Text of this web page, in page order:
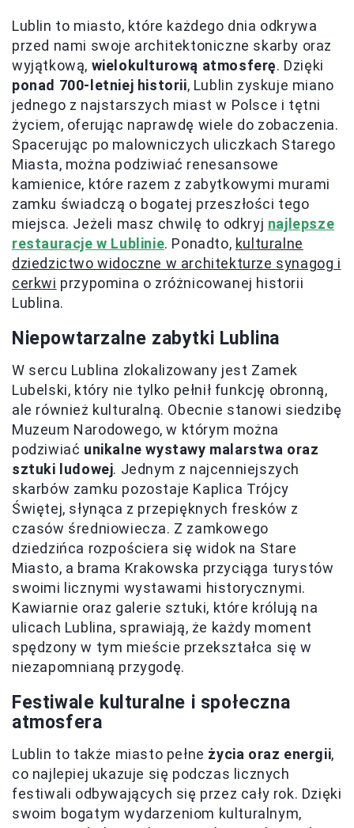
Lublin to miasto, które każdego dnia odkrywa
przed nami swoje architektoniczne skarby oraz
wyjątkową, wielokulturową atmosferę. Dzięki
ponad 700-letniej historii, Lublin zyskuje miano
jednego z najstarszych miast w Polsce i tętni
życiem, oferując naprawdę wiele do zobaczenia.
Spacerując po malowniczych uliczkach Starego
Miasta, można podziwiać renesansowe
kamienice, które razem z zabytkowymi murami
zamku świadczą o bogatej przeszłości tego
miejsca. Jeżeli masz chwilę to odkryj najlepsze
restauracje w Lublinie. Ponadto, kulturalne
dziedzictwo widoczne w architekturze synagog i
cerkwi przypomina o zróżnicowanej historii
Lublina.
Niepowtarzalne zabytki Lublina
W sercu Lublina zlokalizowany jest Zamek
Lubelski, który nie tylko pełnił funkcję obronną,
ale również kulturalną. Obecnie stanowi siedzibę
Muzeum Narodowego, w którym można
podziwiać unikalne wystawy malarstwa oraz
sztuki ludowej. Jednym z najcenniejszych
skarbów zamku pozostaje Kaplica Trójcy
Świętej, słynąca z przepięknych fresków z
czasów średniowiecza. Z zamkowego
dziedzińca rozpościera się widok na Stare
Miasto, a brama Krakowska przyciąga turystów
swoimi licznymi wystawami historycznymi.
Kawiarnie oraz galerie sztuki, które królują na
ulicach Lublina, sprawiają, że każdy moment
spędzony w tym mieście przekształca się w
niezapomnianą przygodę.
Festiwale kulturalne i społeczna
atmosfera
Lublin to także miasto pełne życia oraz energii,
co najlepiej ukazuje się podczas licznych
festiwali odbywających się przez cały rok. Dzięki
swoim bogatym wydarzeniom kulturalnym,